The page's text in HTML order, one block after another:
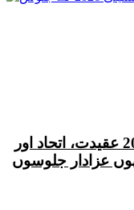
پاکستان بھر میں اربعین حسینی 2026 عقیدت، اتحاد اور
عزادار جلوسوں